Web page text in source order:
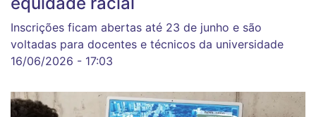
Inscrições ficam abertas até 23 de junho e são
voltadas para docentes e técnicos da universidade
16/06/2026 - 17:03